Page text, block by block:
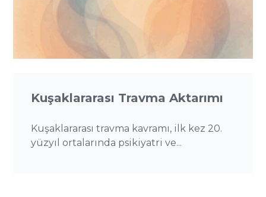
Kuşaklararası Travma Aktarımı
Kuşaklararası travma kavramı, ilk kez 20.
yüzyıl ortalarında psikiyatri ve...